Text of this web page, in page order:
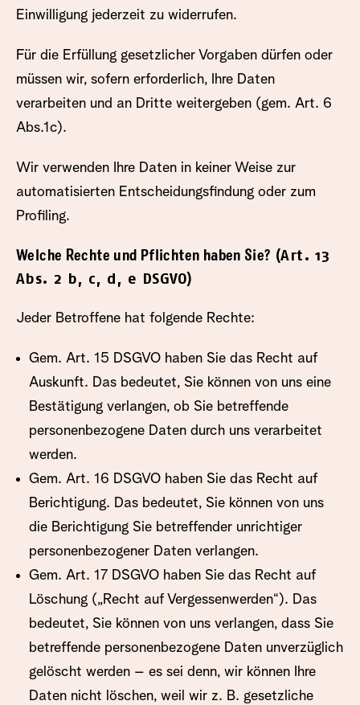
Einwilligung jederzeit zu widerrufen.
Für die Erfüllung gesetzlicher Vorgaben dürfen oder
müssen wir, sofern erforderlich, Ihre Daten
verarbeiten und an Dritte weitergeben (gem. Art. 6
Abs.1c).
Wir verwenden Ihre Daten in keiner Weise zur
automatisierten Entscheidungsfindung oder zum
Profiling.
Welche Rechte und Pflichten haben Sie? (Art. 13
Abs. 2 b, c, d, e DSGVO)
Jeder Betroffene hat folgende Rechte:
Gem. Art. 15 DSGVO haben Sie das Recht auf
Auskunft. Das bedeutet, Sie können von uns eine
Bestätigung verlangen, ob Sie betreffende
personenbezogene Daten durch uns verarbeitet
werden.
Gem. Art. 16 DSGVO haben Sie das Recht auf
Berichtigung. Das bedeutet, Sie können von uns
die Berichtigung Sie betreffender unrichtiger
personenbezogener Daten verlangen.
Gem. Art. 17 DSGVO haben Sie das Recht auf
Löschung („Recht auf Vergessenwerden“). Das
bedeutet, Sie können von uns verlangen, dass Sie
betreffende personenbezogene Daten unverzüglich
gelöscht werden – es sei denn, wir können Ihre
Daten nicht löschen, weil wir z. B. gesetzliche